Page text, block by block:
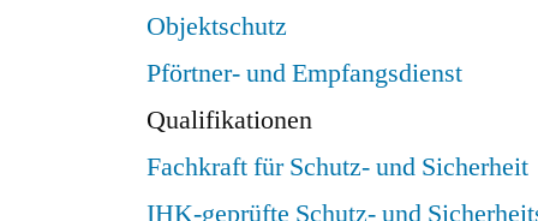
Objektschutz
Pförtner- und Empfangsdienst
Qualifikationen
Fachkraft für Schutz- und Sicherheit
IHK-geprüfte Schutz- und